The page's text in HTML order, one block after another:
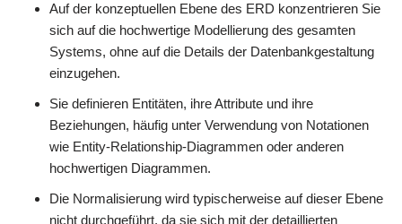
Auf der konzeptuellen Ebene des ERD konzentrieren Sie
sich auf die hochwertige Modellierung des gesamten
Systems, ohne auf die Details der Datenbankgestaltung
einzugehen.
Sie definieren Entitäten, ihre Attribute und ihre
Beziehungen, häufig unter Verwendung von Notationen
wie Entity-Relationship-Diagrammen oder anderen
hochwertigen Diagrammen.
Die Normalisierung wird typischerweise auf dieser Ebene
nicht durchgeführt, da sie sich mit der detaillierten